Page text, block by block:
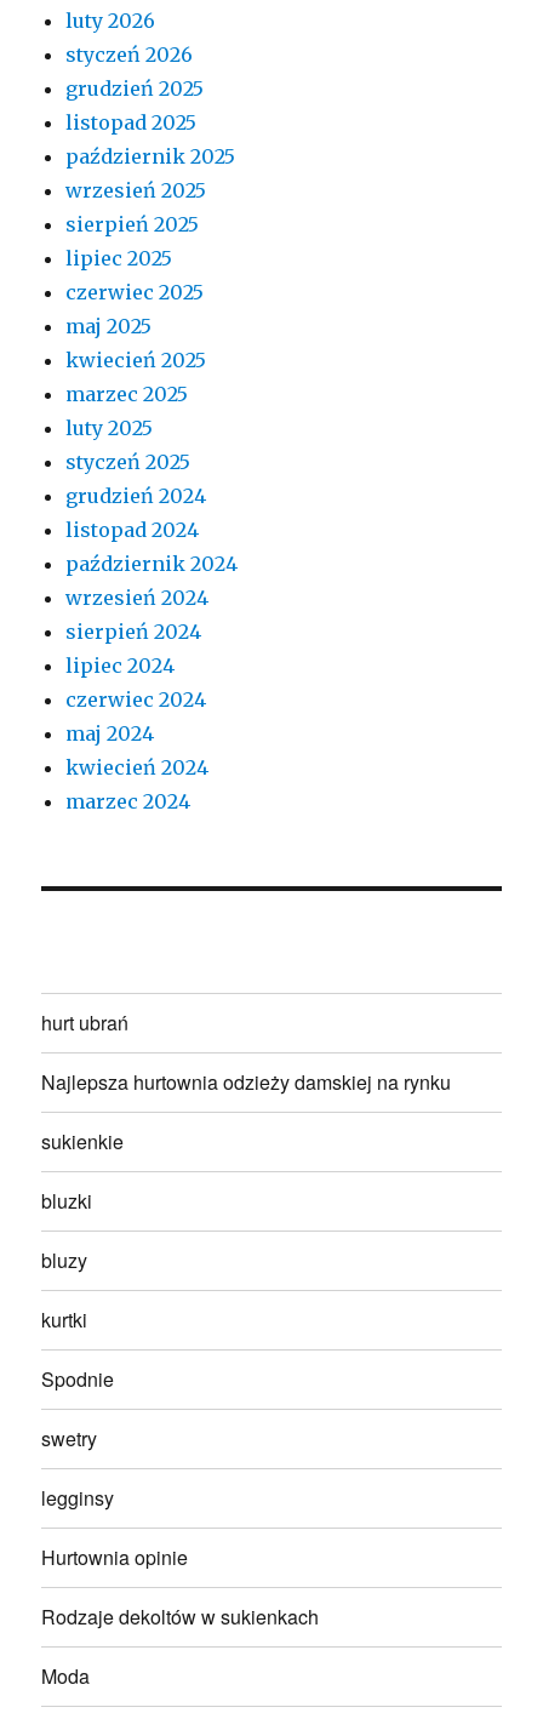
luty 2026
styczeń 2026
grudzień 2025
listopad 2025
październik 2025
wrzesień 2025
sierpień 2025
lipiec 2025
czerwiec 2025
maj 2025
kwiecień 2025
marzec 2025
luty 2025
styczeń 2025
grudzień 2024
listopad 2024
październik 2024
wrzesień 2024
sierpień 2024
lipiec 2024
czerwiec 2024
maj 2024
kwiecień 2024
marzec 2024
hurt ubrań
Najlepsza hurtownia odzieży damskiej na rynku
sukienkie
bluzki
bluzy
kurtki
Spodnie
swetry
legginsy
Hurtownia opinie
Rodzaje dekoltów w sukienkach
Moda